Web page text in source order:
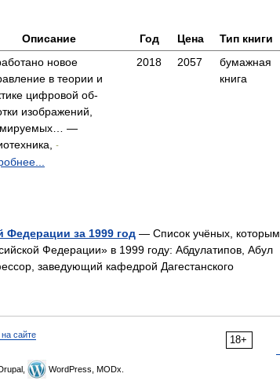
Описание Год Цена
Тип книги
новое
в теории и
цифровой об-
изображений,
—
-
2018 2057
бумажная
книга
Федерации за 1999 год — Список учёных, которым
Федерации» в 1999 году: Абдулатипов, Абул
заведующий кафедрой Дагестанского
18+
сайте
WordPress, MODx.